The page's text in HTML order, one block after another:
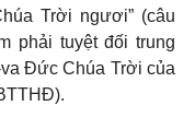
Trời ngươi” (câu
phải tuyệt đối trung
Đức Chúa Trời của